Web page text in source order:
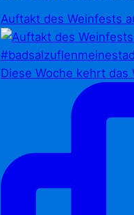
Auftakt des Weinfests
Diese Woche kehrt